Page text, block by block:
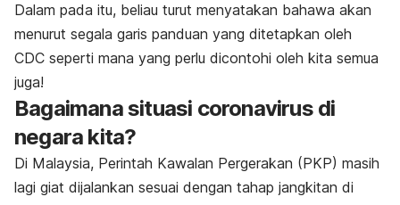
Dalam pada itu, beliau turut menyatakan bahawa akan
menurut segala garis panduan yang ditetapkan oleh
CDC seperti mana yang perlu dicontohi oleh kita semua
juga!
Bagaimana situasi coronavirus di
negara kita?
Di Malaysia, Perintah Kawalan Pergerakan (PKP) masih
lagi giat dijalankan sesuai dengan tahap jangkitan di